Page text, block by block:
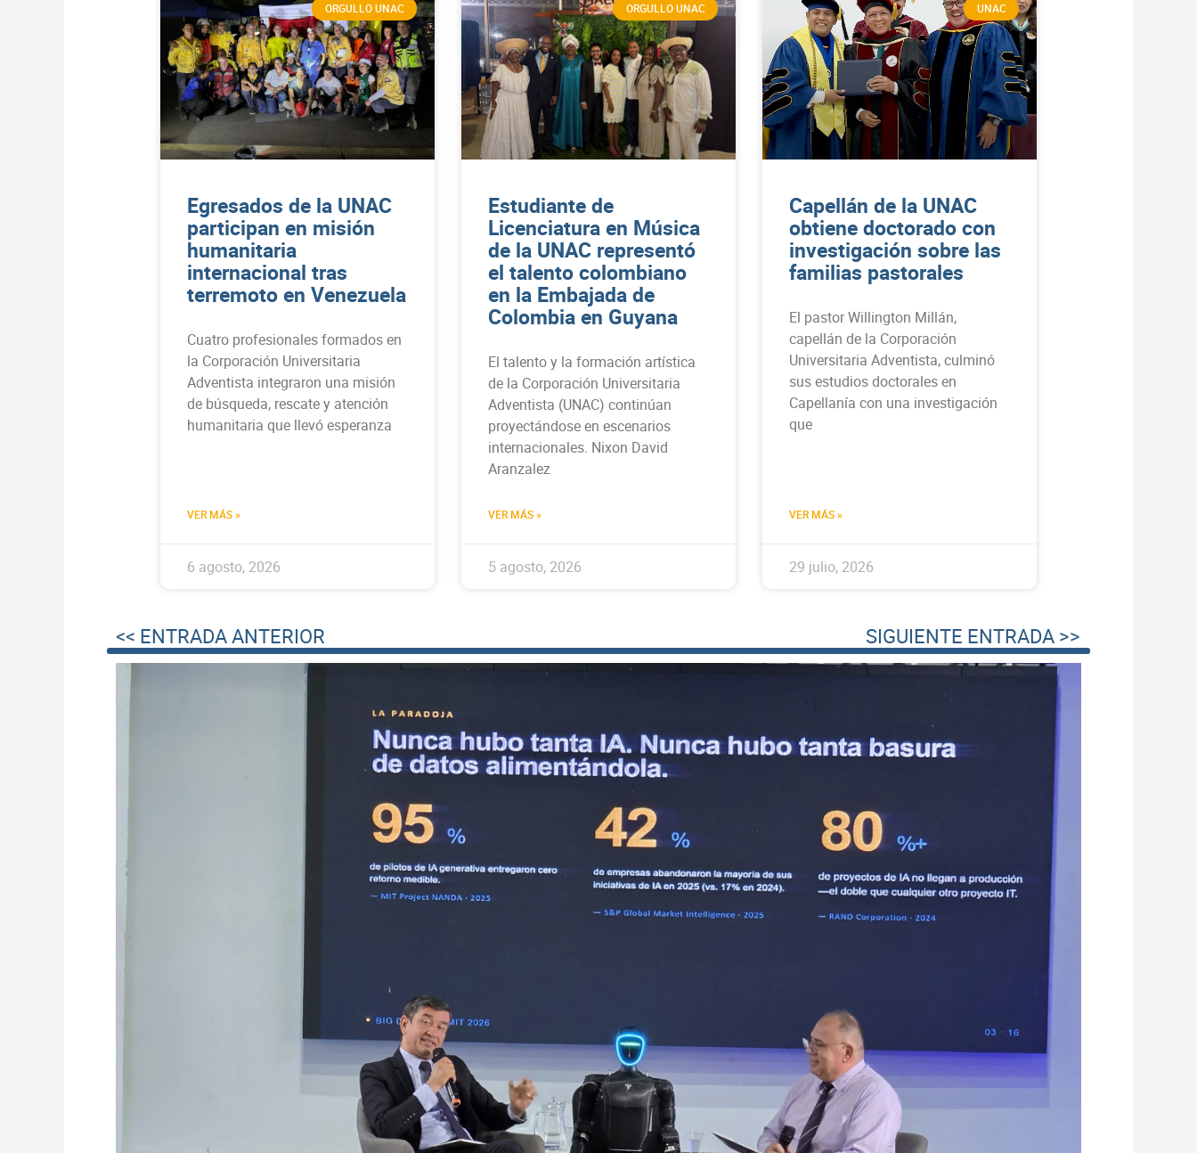
ORGULLO UNAC
Egresados de la UNAC
participan en misión
humanitaria
internacional tras
terremoto en Venezuela
Cuatro profesionales formados en
la Corporación Universitaria
Adventista integraron una misión
de búsqueda, rescate y atención
humanitaria que llevó esperanza
VER MÁS »
6 agosto, 2026
ORGULLO UNAC
Estudiante de
Licenciatura en Música
de la UNAC representó
el talento colombiano
en la Embajada de
Colombia en Guyana
El talento y la formación artística
de la Corporación Universitaria
Adventista (UNAC) continúan
proyectándose en escenarios
internacionales. Nixon David
Aranzalez
VER MÁS »
5 agosto, 2026
UNAC
Capellán de la UNAC
obtiene doctorado con
investigación sobre las
familias pastorales
El pastor Willington Millán,
capellán de la Corporación
Universitaria Adventista, culminó
sus estudios doctorales en
Capellanía con una investigación
que
VER MÁS »
29 julio, 2026
<< ENTRADA ANTERIOR SIGUIENTE ENTRADA >>